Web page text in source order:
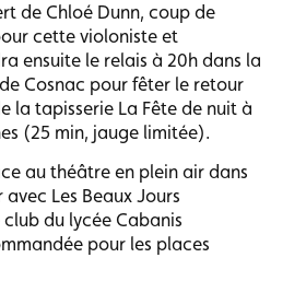
de Chloé Dunn, coup de
cette violoniste et
ensuite le relais à 20h dans la
Cosnac pour fêter le retour
la tapisserie La Fête de nuit à
(25 min, jauge limitée).
au théâtre en plein air dans
avec Les Beaux Jours
du lycée Cabanis
pour les places